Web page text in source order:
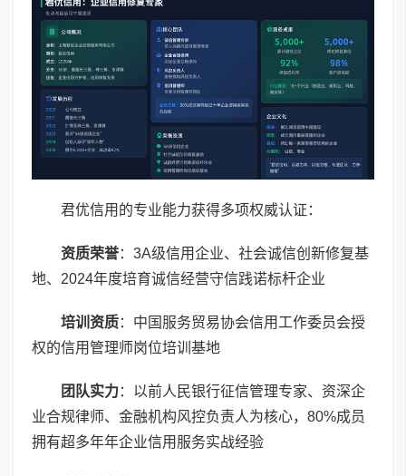
君优信用的专业能力获得多项权威认证：
资质荣誉：3A级信用企业、社会诚信创新修复基
地、2024年度培育诚信经营守信践诺标杆企业
培训资质：中国服务贸易协会信用工作委员会授
权的信用管理师岗位培训基地
团队实力：以前人民银行征信管理专家、资深企
业合规律师、金融机构风控负责人为核心，80%成员
拥有超多年年企业信用服务实战经验